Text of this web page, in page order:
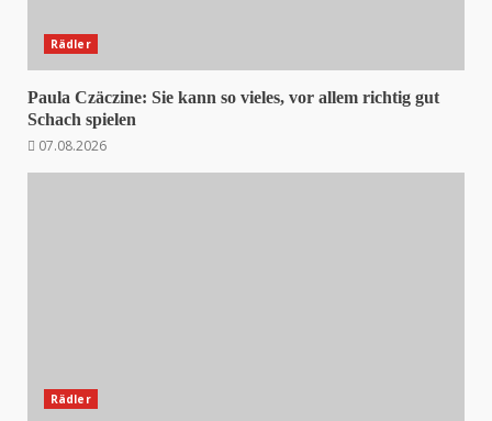
Rädler
Paula Czäczine: Sie kann so vieles, vor allem richtig gut
Schach spielen
07.08.2026
Rädler